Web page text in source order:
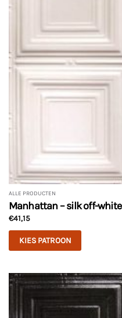
ALLE PRODUCTEN
Manhattan – silk off-white
€41,15
KIES PATROON